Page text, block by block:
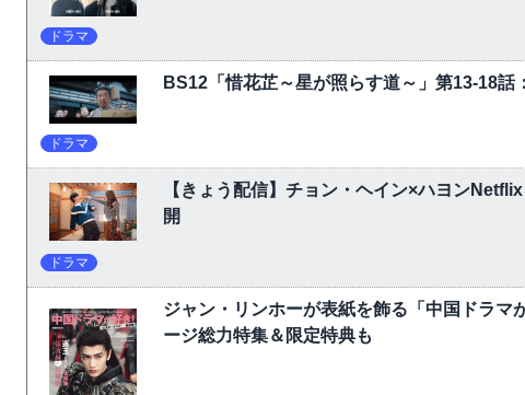
ドラマ
BS12「惜花芷～星が照らす道～」第13-18話
ドラマ
【きょう配信】チョン・ヘイン×ハヨン
開
ドラマ
ジャン・リンホーが表紙を飾る「中国ドラ
ージ総力特集＆限定特典も